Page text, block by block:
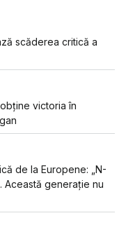
scăderea critică a
victoria în
de la Europene: „N-
Această generație nu